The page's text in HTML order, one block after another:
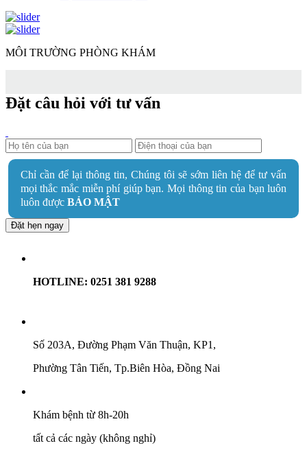
MÔI TRƯỜNG PHÒNG KHÁM
Đặt câu hỏi với tư vấn
Chỉ cần để lại thông tin, Chúng tôi sẽ sớm liên hệ để tư vấn
mọi thắc mắc miễn phí giúp bạn. Mọi thông tin của bạn luôn
luôn được BẢO MẬT
Đặt hẹn ngay
HOTLINE: 0251 381 9288
Số 203A, Đường Phạm Văn Thuận, KP1,
Phường Tân Tiến, Tp.Biên Hòa, Đồng Nai
Khám bệnh từ 8h-20h
tất cả các ngày (không nghỉ)